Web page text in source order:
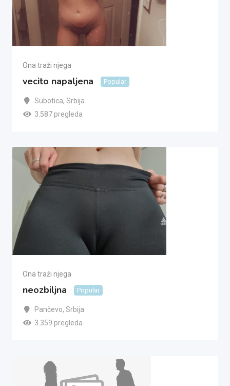
Ona traži njega
vecito napaljena Popular
Subotica, Srbija
3.587 pregleda
Ona traži njega
neozbiljna Popular
Pančevo, Srbija
3.359 pregleda